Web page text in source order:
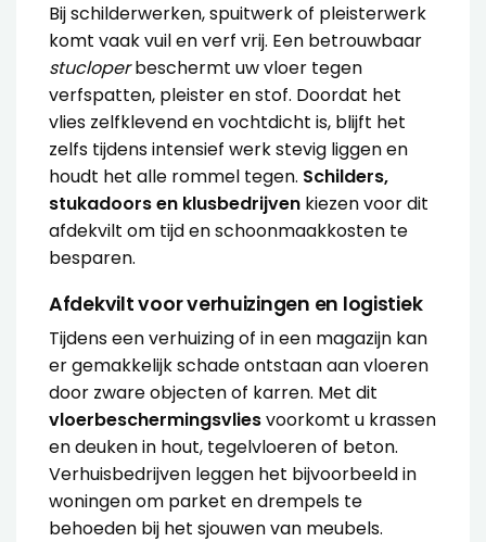
Bij schilderwerken, spuitwerk of pleisterwerk
komt vaak vuil en verf vrij. Een betrouwbaar
stucloperbeschermt uw vloer tegen
verfspatten, pleister en stof. Doordat het
vlies zelfklevend en vochtdicht is, blijft het
zelfs tijdens intensief werk stevig liggen en
houdt het alle rommel tegen. Schilders,
stukadoors en klusbedrijven kiezen voor dit
afdekvilt om tijd en schoonmaakkosten te
besparen.
Afdekvilt voor verhuizingen en logistiek
Tijdens een verhuizing of in een magazijn kan
er gemakkelijk schade ontstaan aan vloeren
door zware objecten of karren. Met dit
vloerbeschermingsvliesvoorkomt u krassen
en deuken in hout, tegelvloeren of beton.
Verhuisbedrijven leggen het bijvoorbeeld in
woningen om parket en drempels te
behoeden bij het sjouwen van meubels.